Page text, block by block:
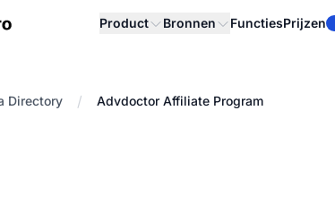
Product Bronnen FunctiesPrijzen
Directory / Advdoctor Affiliate Program